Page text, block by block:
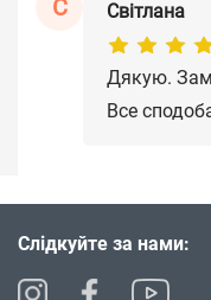
С Світлана
Дякую.
Все
Слідкуйте за нами: